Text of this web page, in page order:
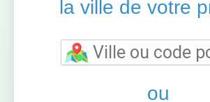
la ville de votre
ou